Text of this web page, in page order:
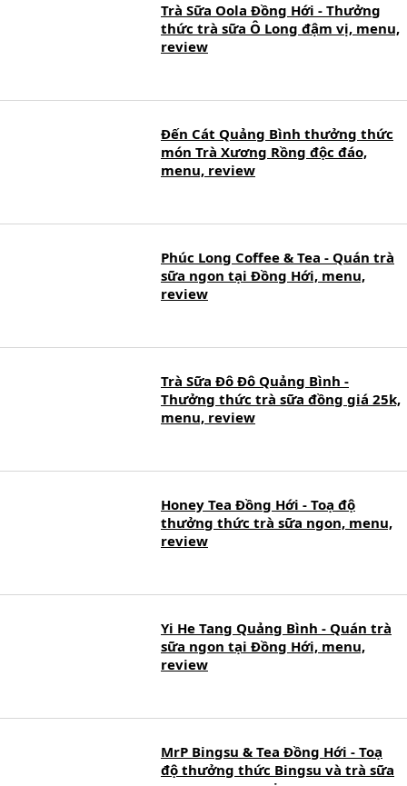
Trà Sữa Oola Đồng Hới - Thưởng
thức trà sữa Ô Long đậm vị, menu,
review
Đến Cát Quảng Bình thưởng thức
món Trà Xương Rồng độc đáo,
menu, review
Phúc Long Coffee & Tea - Quán trà
sữa ngon tại Đồng Hới, menu,
review
Trà Sữa Đô Đô Quảng Bình -
Thưởng thức trà sữa đồng giá 25k,
menu, review
Honey Tea Đồng Hới - Toạ độ
thưởng thức trà sữa ngon, menu,
review
Yi He Tang Quảng Bình - Quán trà
sữa ngon tại Đồng Hới, menu,
review
MrP Bingsu & Tea Đồng Hới - Toạ
độ thưởng thức Bingsu và trà sữa